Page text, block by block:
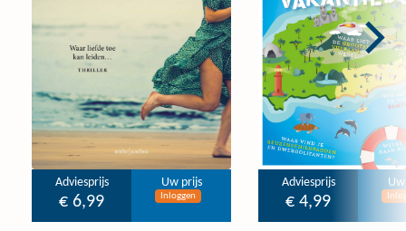
Adviesprijs
€ 6,99
Uw prijs
Inloggen
Adviesprijs
€ 4,99